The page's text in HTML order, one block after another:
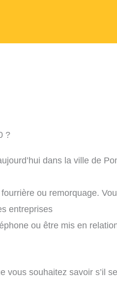
?
dans la ville de
ou remorquage.
entreprises
ou être mis en
vous souhaitez savoir s’il